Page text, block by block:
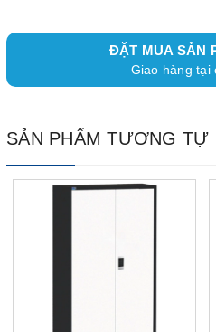
ĐẶT MUA SẢN
Giao hàng tại
SẢN PHẨM TƯƠNG TỰ